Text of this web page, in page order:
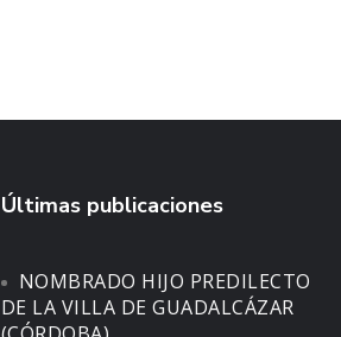
Últimas publicaciones
NOMBRADO HIJO PREDILECTO
DE LA VILLA DE GUADALCÁZAR